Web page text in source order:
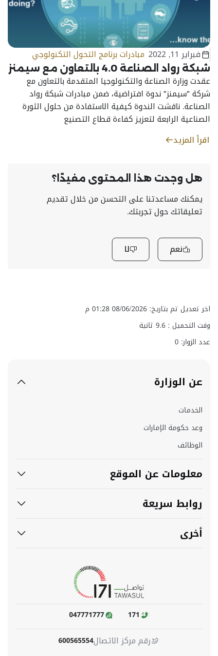
فبراير 11, 2022 مبادرات برنامج التحول التكنولوجي
شبكة رواد الصناعة 4.0 بالتعاون مع سيمنز
عقدت وزارة الصناعة والتكنولوجيا المتقدمة بالتعاون مع
شركة "سيمنز" ندوة افتراضية، ضمن مبادرات شبكة رواد
الصناعة. ناقشت الندوة كيفية الاستفادة من حلول الثورة
الصناعية الرابعة لتعزيز كفاءة قطاع التصنيع
اقرأ المزيد
هل وجدت هذا المحتوى مفيدًا؟
يمكنك مساعدتنا على التحسن من خلال تقديم
تعليقاتك حول تجربتك.
نعم لا
اخر تعديل تم بتاريخ: 08/06/2026 01:28 م
وقت التحميل : 9.6 ثانية
عدد الزوار: 0
عن الوزارة
الخدمات
وعد حكومة الإمارات
الوظائف
معلومات عن الموقع
روابط سريعة
أخرى
171
047771777
رقم مركز الاتصال600565554